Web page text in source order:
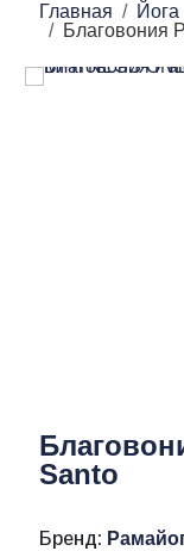
Главная Йога
Благовония
Santo
Бренд: